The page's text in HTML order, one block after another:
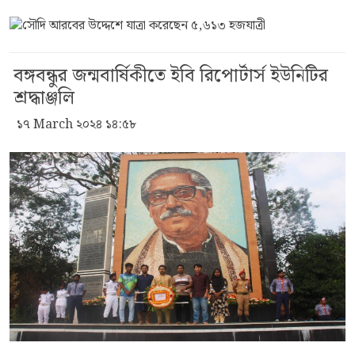
বঙ্গবন্ধুর জন্মবার্ষিকীতে ইবি রিপোর্টার্স ইউনিটির
শ্রদ্ধাঞ্জলি
১৭ March ২০২৪ ১৪:৫৮